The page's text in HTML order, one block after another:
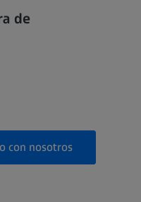
de
con nosotros